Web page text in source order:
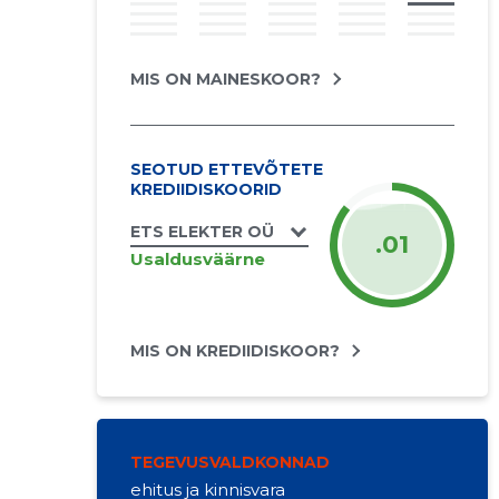
MIS ON MAINESKOOR?
SEOTUD ETTEVÕTETE
KREDIIDISKOORID
ETS ELEKTER OÜ
Usaldusväärne .01
MIS ON KREDIIDISKOOR?
TEGEVUSVALDKONNAD
ehitus ja kinnisvara